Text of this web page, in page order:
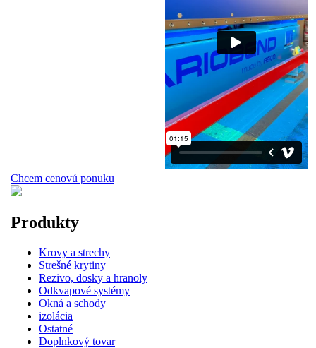
Chcem cenovú ponuku
Produkty
Krovy a strechy
Strešné krytiny
Rezivo, dosky a hranoly
Odkvapové systémy
Okná a schody
izolácia
Ostatné
Doplnkový tovar